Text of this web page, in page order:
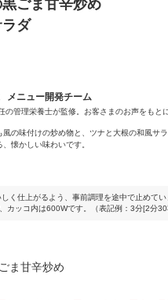
ごま甘辛炒め
ダ
メニュー開発チーム
の管理栄養士が監修。お客さまのお声をもと
風の味付けの炒め物と、ツナと大根の和風サ
懐かしい味わいです。
く仕上がるよう、事前調理を途中で止めて
カッコ内は600Wです。（表記例：3分[2分30
ま甘辛炒め